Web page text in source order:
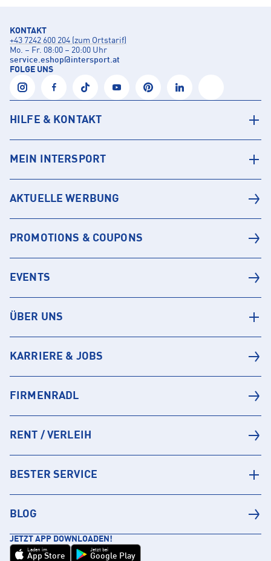
KONTAKT
+43 7242 600 204 (zum Ortstarif)
Mo. – Fr. 08:00 – 20:00 Uhr
service.eshop@intersport.at
FOLGE UNS
HILFE & KONTAKT
MEIN INTERSPORT
AKTUELLE WERBUNG
PROMOTIONS & COUPONS
EVENTS
ÜBER UNS
KARRIERE & JOBS
FIRMENRADL
RENT / VERLEIH
BESTER SERVICE
BLOG
JETZT APP DOWNLOADEN!
Laden im
App Store
Jetzt bei
Google Play